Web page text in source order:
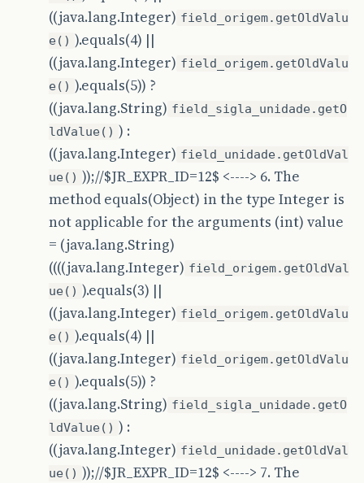
((java.lang.Integer) field_origem.getOldValu
e() ).equals(4) ||
((java.lang.Integer) field_origem.getOldValu
e() ).equals(5)) ?
((java.lang.String) field_sigla_unidade.getO
ldValue() ) :
((java.lang.Integer) field_unidade.getOldVal
ue() ));//$JR_EXPR_ID=12$ <----> 6. The
method equals(Object) in the type Integer is
not applicable for the arguments (int) value
= (java.lang.String)
((((java.lang.Integer) field_origem.getOldVal
ue() ).equals(3) ||
((java.lang.Integer) field_origem.getOldValu
e() ).equals(4) ||
((java.lang.Integer) field_origem.getOldValu
e() ).equals(5)) ?
((java.lang.String) field_sigla_unidade.getO
ldValue() ) :
((java.lang.Integer) field_unidade.getOldVal
ue() ));//$JR_EXPR_ID=12$ <----> 7. The